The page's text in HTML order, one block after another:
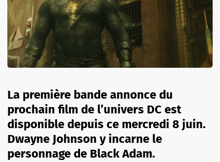
La première bande annonce du
prochain film de l’univers DC est
disponible depuis ce mercredi 8 juin.
Dwayne Johnson y incarne le
personnage de Black Adam.